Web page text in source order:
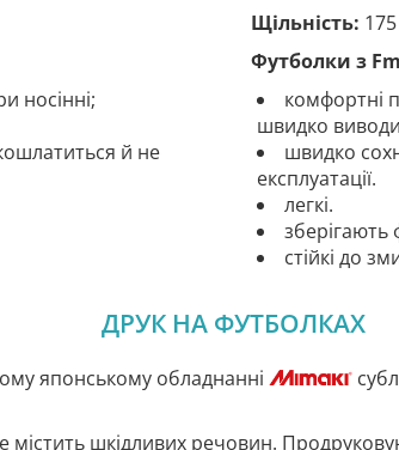
носінні;
й не
Щільність:
Футболки з
комфортні
швидко
швидко
експлуатації.
легкі.
зберігають
стійкі до
ДРУК НА ФУТБОЛКАХ
японському обладнанні
містить шкідливих речовин.